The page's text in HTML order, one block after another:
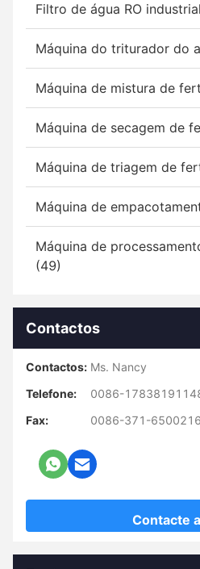
Filtro de água RO
Máquina do triturador do
Máquina de mistura de
Máquina de secagem de
Máquina de triagem de
Máquina de
Máquina de
(49)
Contactos
Contactos: Ms. Nancy
Telefone:
0086-
Fax:
0086-371-
Contacte